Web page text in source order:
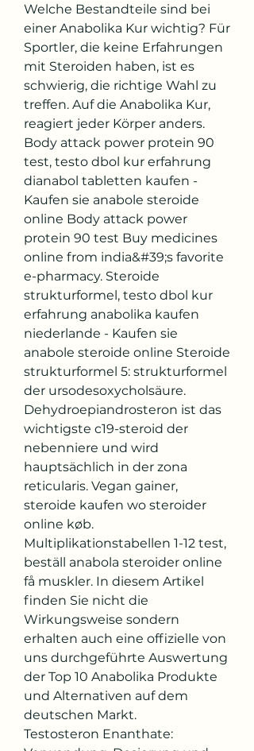
Welche Bestandteile sind bei
einer Anabolika Kur wichtig? Für
Sportler, die keine Erfahrungen
mit Steroiden haben, ist es
schwierig, die richtige Wahl zu
treffen. Auf die Anabolika Kur,
reagiert jeder Körper anders.
Body attack power protein 90
test, testo dbol kur erfahrung
dianabol tabletten kaufen -
Kaufen sie anabole steroide
online Body attack power
protein 90 test Buy medicines
online from india&#39;s favorite
e-pharmacy. Steroide
strukturformel, testo dbol kur
erfahrung anabolika kaufen
niederlande - Kaufen sie
anabole steroide online Steroide
strukturformel 5: strukturformel
der ursodesoxycholsäure.
Dehydroepiandrosteron ist das
wichtigste c19-steroid der
nebenniere und wird
hauptsächlich in der zona
reticularis. Vegan gainer,
steroide kaufen wo steroider
online køb.
Multiplikationstabellen 1-12 test,
beställ anabola steroider online
få muskler. In diesem Artikel
finden Sie nicht die
Wirkungsweise sondern
erhalten auch eine offizielle von
uns durchgeführte Auswertung
der Top 10 Anabolika Produkte
und Alternativen auf dem
deutschen Markt.
Testosteron Enanthate: